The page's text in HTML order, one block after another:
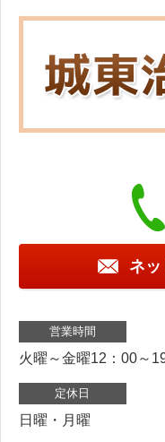
ネッ
営業時間
火曜～金曜12：00
定休日
日曜・月曜